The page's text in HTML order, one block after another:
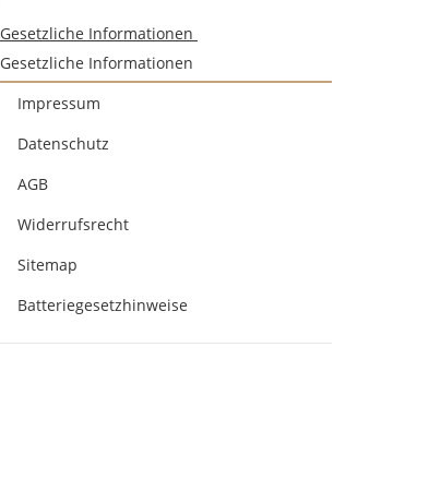
Gesetzliche Informationen
Gesetzliche Informationen
Impressum
Datenschutz
AGB
Widerrufsrecht
Sitemap
Batteriegesetzhinweise